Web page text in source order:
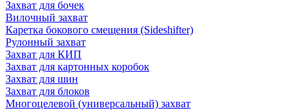
Захват для бочек
Вилочный захват
Каретка бокового смещения (Sideshifter)
Рулонный захват
Захват для КИП
Захват для картонных коробок
Захват для шин
Захват для блоков
Многоцелевой (универсальный) захват